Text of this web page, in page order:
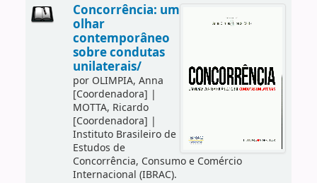
Concorrência: um
olhar
contemporâneo
sobre condutas
unilaterais/
por OLIMPIA, Anna
[Coordenadora] |
MOTTA, Ricardo
[Coordenadora] |
Instituto Brasileiro de
Estudos de
Concorrência, Consumo e Comércio
Internacional (IBRAC).